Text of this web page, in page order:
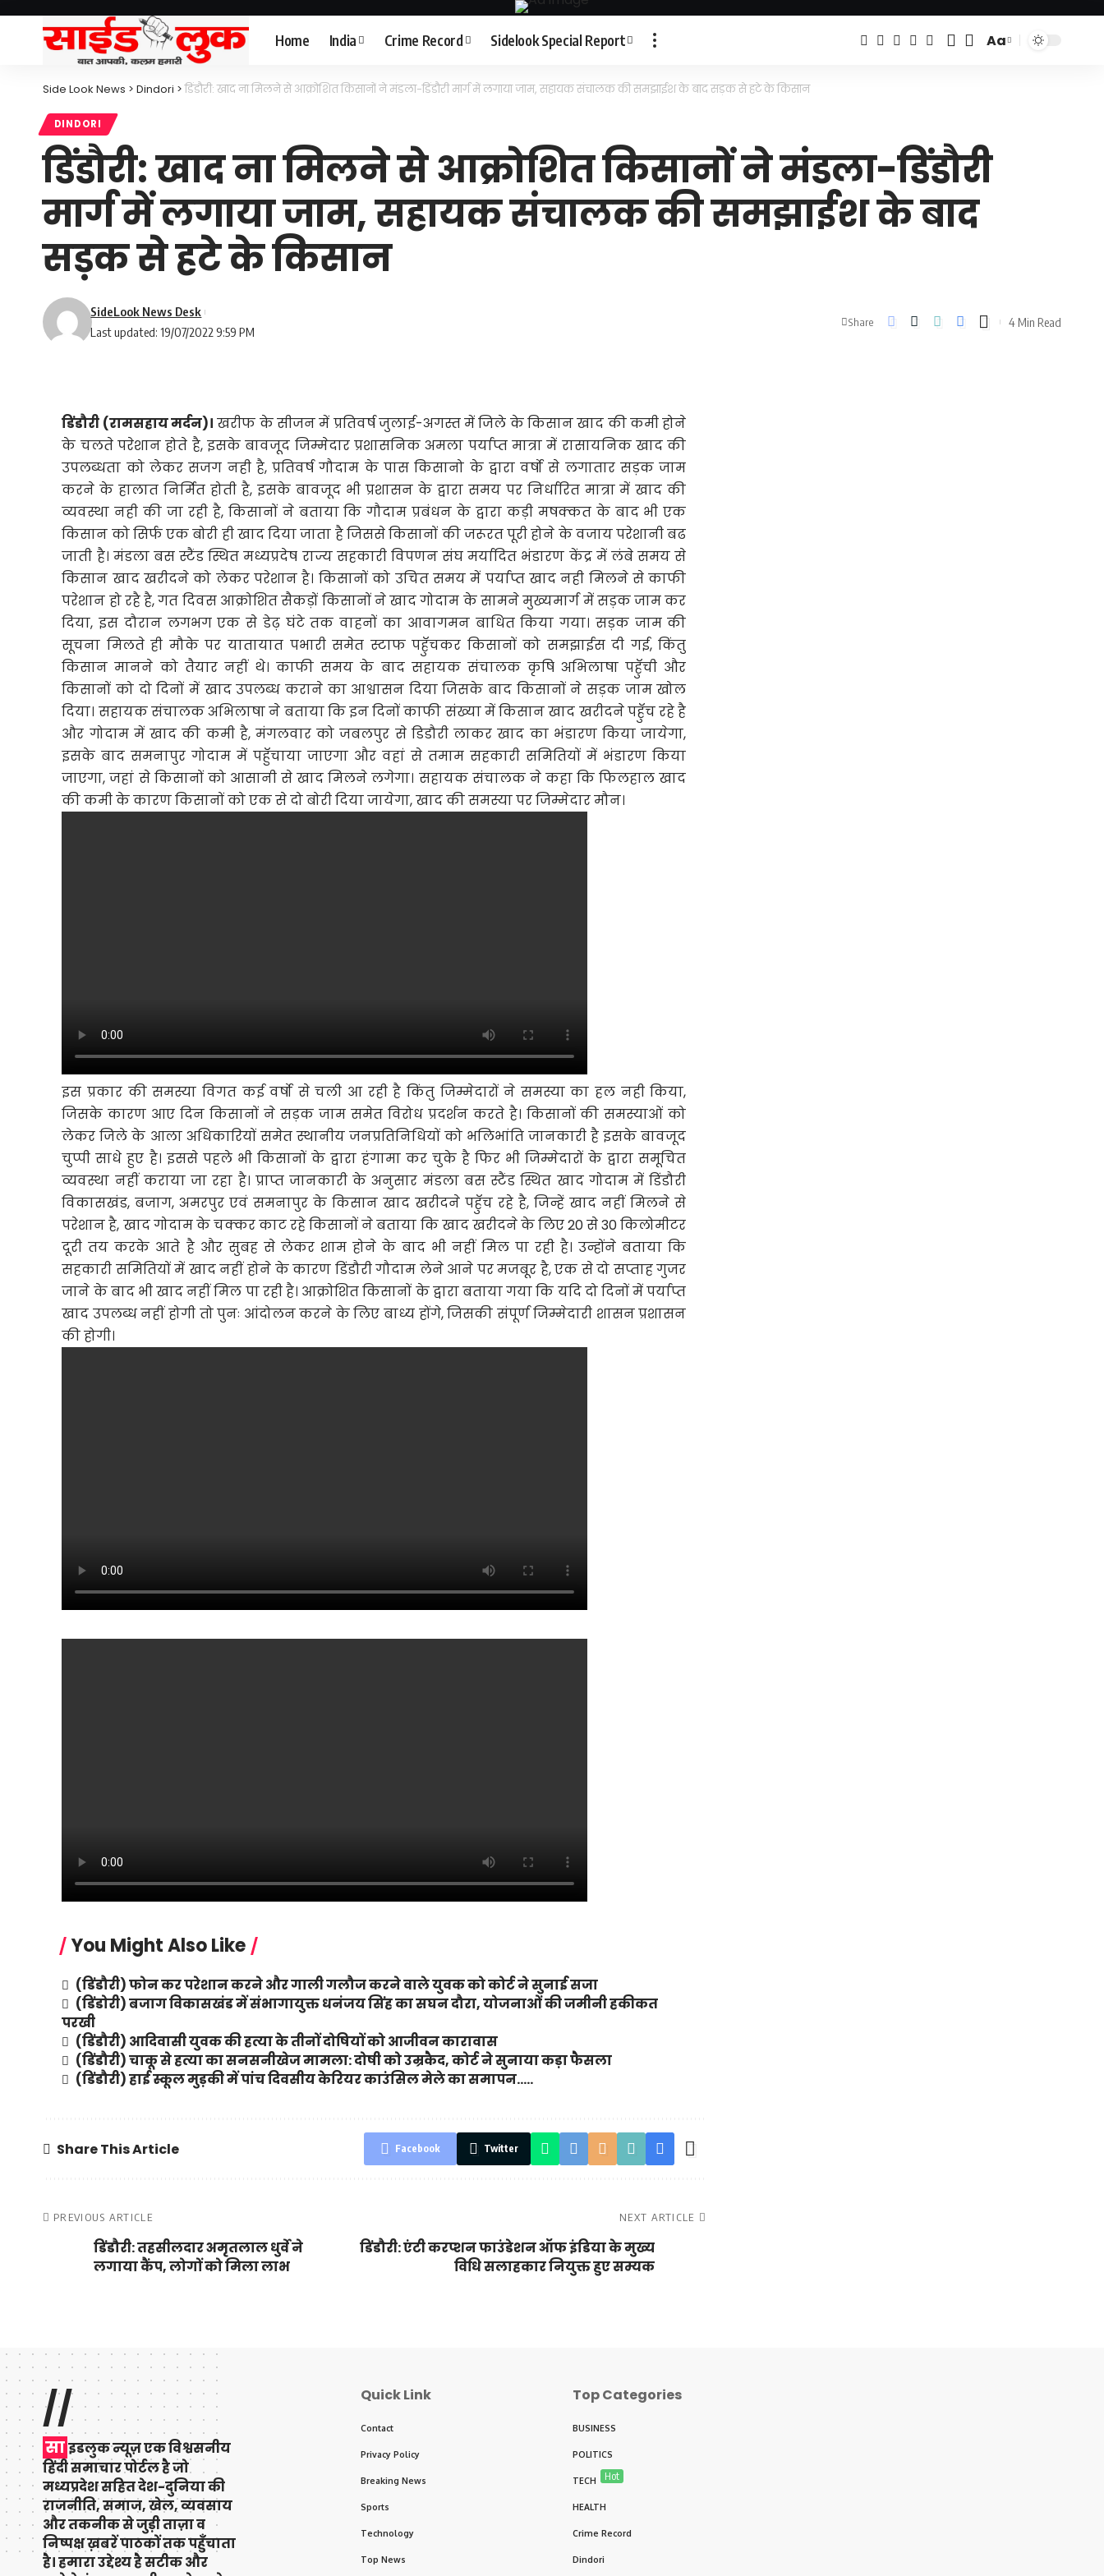
Home India Crime Record Sidelook Special Report
Font
Aa
Side Look News > Dindori >डिंडौरी: खाद ना मिलने से आक्रोशित किसानों ने मंडला-डिंडौरी मार्ग में लगाया जाम, सहायक संचालक की समझाईश के बाद सड़क से हटे के किसान
DINDORI
डिंडौरी: खाद ना मिलने से आक्रोशित किसानों ने मंडला-डिंडौरी
मार्ग में लगाया जाम, सहायक संचालक की समझाईश के बाद
सड़क से हटे के किसान
Last updated: 19/07/2022 9:59 PM
SideLook News Desk
Share 4 Min Read
डिंडौरी (रामसहाय मर्दन)। खरीफ के सीजन में प्रतिवर्ष जुलाई-अगस्त में जिले के किसान खाद की कमी होने
के चलते परेशान होते है, इसके बावजूद जिम्मेदार प्रशासनिक अमला पर्याप्त मात्रा में रासायनिक खाद की
उपलब्धता को लेकर सजग नही है, प्रतिवर्ष गौदाम के पास किसानो के द्वारा वर्षो से लगातार सड़क जाम
करने के हालात निर्मित होती है, इसके बावजूद भी प्रशासन के द्वारा समय पर निर्धारित मात्रा में खाद की
व्यवस्था नही की जा रही है, किसानों ने बताया कि गौदाम प्रबंधन के द्वारा कड़ी मषक्कत के बाद भी एक
किसान को सिर्फ एक बोरी ही खाद दिया जाता है जिससे किसानों की जरूरत पूरी होने के वजाय परेशानी बढ
जाती है। मंडला बस स्टैंड स्थित मध्यप्रदेष राज्य सहकारी विपणन संघ मर्यादित भंडारण केंद्र में लंबे समय से
किसान खाद खरीदने को लेकर परेशान है। किसानों को उचित समय में पर्याप्त खाद नही मिलने से काफी
परेशान हो रहै है, गत दिवस आक्रोशित सैकड़ों किसानों ने खाद गोदाम के सामने मुख्यमार्ग में सड़क जाम कर
दिया, इस दौरान लगभग एक से डेढ़ घंटे तक वाहनों का आवागमन बाधित किया गया। सड़क जाम की
सूचना मिलते ही मौके पर यातायात पभारी समेत स्टाफ पहॅुचकर किसानों को समझाईस दी गई, किंतु
किसान मानने को तैयार नहीं थे। काफी समय के बाद सहायक संचालक कृषि अभिलाषा पहॅुची और
किसानों को दो दिनों में खाद उपलब्ध कराने का आश्वासन दिया जिसके बाद किसानों ने सड़क जाम खोल
दिया। सहायक संचालक अभिलाषा ने बताया कि इन दिनों काफी संख्या में किसान खाद खरीदने पहॅुच रहे है
और गोदाम में खाद की कमी है, मंगलवार को जबलपुर से डिडौरी लाकर खाद का भंडारण किया जायेगा,
इसके बाद समनापुर गोदाम में पहुॅचाया जाएगा और वहां से तमाम सहकारी समितियों में भंडारण किया
जाएगा, जहां से किसानों को आसानी से खाद मिलने लगेगा। सहायक संचालक ने कहा कि फिलहाल खाद
की कमी के कारण किसानों को एक से दो बोरी दिया जायेगा, खाद की समस्या पर जिम्मेदार मौन।
इस प्रकार की समस्या विगत कई वर्षो से चली आ रही है किंतु जिम्मेदारों ने समस्या का हल नही किया,
जिसके कारण आए दिन किसानों ने सड़क जाम समेत विरोध प्रदर्शन करते है। किसानों की समस्याओं को
लेकर जिले के आला अधिकारियों समेत स्थानीय जनप्रतिनिधियों को भलिभांति जानकारी है इसके बावजूद
चुप्पी साधे हुए है। इससे पहले भी किसानों के द्वारा हंगामा कर चुके है फिर भी जिम्मेदारों के द्वारा समूचित
व्यवस्था नहीं कराया जा रहा है। प्राप्त जानकारी के अनुसार मंडला बस स्टैंड स्थित खाद गोदाम में डिंडौरी
विकासखंड, बजाग, अमरपुर एवं समनापुर के किसान खाद खरीदने पहॅुच रहे है, जिन्हें खाद नहीं मिलने से
परेशान है, खाद गोदाम के चक्कर काट रहे किसानों ने बताया कि खाद खरीदने के लिए 20 से 30 किलोमीटर
दूरी तय करके आते है और सुबह से लेकर शाम होने के बाद भी नहीं मिल पा रही है। उन्होंने बताया कि
सहकारी समितियों में खाद नहीं होने के कारण डिंडौरी गौदाम लेने आने पर मजबूर है, एक से दो सप्ताह गुजर
जाने के बाद भी खाद नहीं मिल पा रही है। आक्रोशित किसानों के द्वारा बताया गया कि यदि दो दिनों में पर्याप्त
खाद उपलब्ध नहीं होगी तो पुनः आंदोलन करने के लिए बाध्य होंगे, जिसकी संपूर्ण जिम्मेदारी शासन प्रशासन
की होगी।
You Might Also Like
(डिंडौरी) फोन कर परेशान करने और गाली गलौज करने वाले युवक को कोर्ट ने सुनाई सजा
(डिंडोरी) बजाग विकासखंड में संभागायुक्त धनंजय सिंह का सघन दौरा, योजनाओं की जमीनी हकीकत
परखी
(डिंडौरी) आदिवासी युवक की हत्या के तीनों दोषियों को आजीवन कारावास
(डिंडौरी) चाकू से हत्या का सनसनीखेज मामला: दोषी को उम्रकैद, कोर्ट ने सुनाया कड़ा फैसला
(डिंडौरी) हाई स्कूल मुड़की में पांच दिवसीय केरियर काउंसिल मेले का समापन…..
Share This Article Facebook Twitter
PREVIOUS ARTICLE
डिंडौरी: तहसीलदार अमृतलाल धुर्वे ने
लगाया कैंप, लोगों को मिला लाभ
NEXT ARTICLE
डिंडौरी: एंटी करप्शन फाउंडेशन ऑफ इंडिया के मुख्य
विधि सलाहकार नियुक्त हुए सम्यक
//
साइडलुक न्यूज़ एक विश्वसनीय
हिंदी समाचार पोर्टल है जो
मध्यप्रदेश सहित देश-दुनिया की
राजनीति, समाज, खेल, व्यवसाय
और तकनीक से जुड़ी ताज़ा व
निष्पक्ष ख़बरें पाठकों तक पहुँचाता
है। हमारा उद्देश्य है सटीक और
Quick Link
Contact
Privacy Policy
Breaking News
Sports
Technology
Top News
Top Categories
BUSINESS
POLITICS
TECH Hot
HEALTH
Crime Record
Dindori